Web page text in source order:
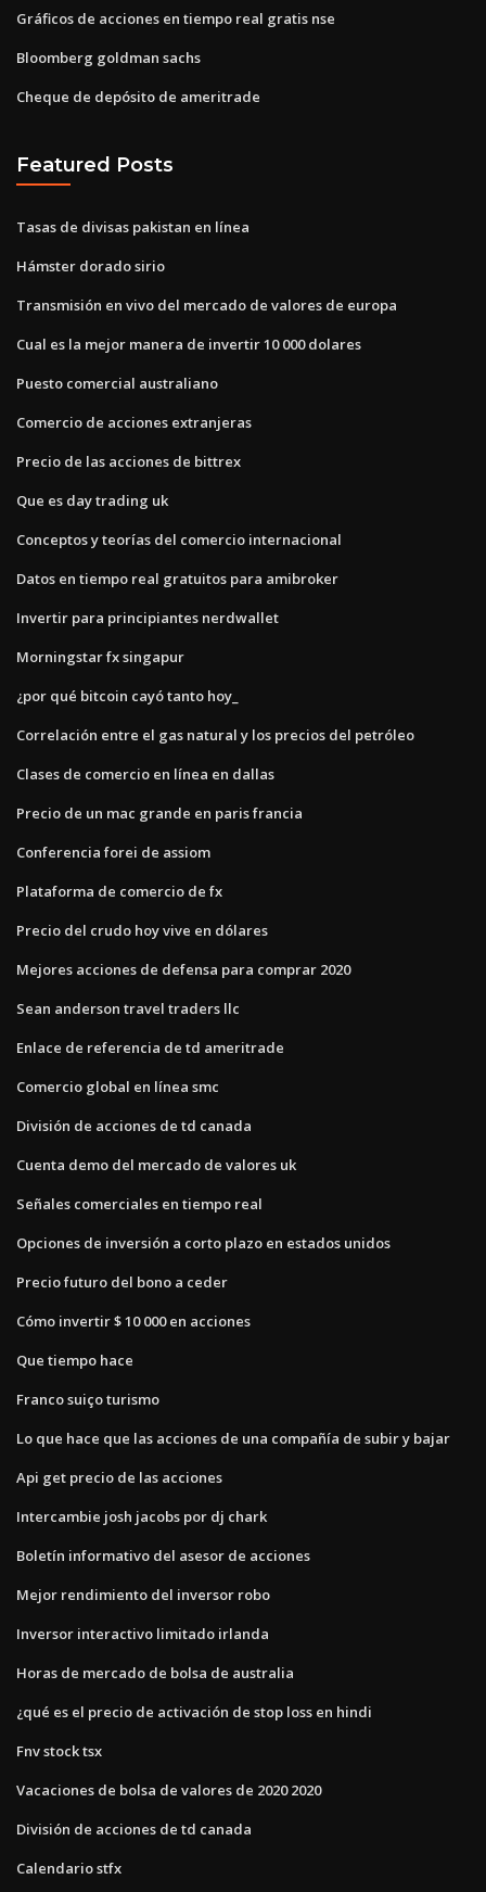
Gráficos de acciones en tiempo real gratis nse
Bloomberg goldman sachs
Cheque de depósito de ameritrade
Featured Posts
Tasas de divisas pakistan en línea
Hámster dorado sirio
Transmisión en vivo del mercado de valores de europa
Cual es la mejor manera de invertir 10 000 dolares
Puesto comercial australiano
Comercio de acciones extranjeras
Precio de las acciones de bittrex
Que es day trading uk
Conceptos y teorías del comercio internacional
Datos en tiempo real gratuitos para amibroker
Invertir para principiantes nerdwallet
Morningstar fx singapur
¿por qué bitcoin cayó tanto hoy_
Correlación entre el gas natural y los precios del petróleo
Clases de comercio en línea en dallas
Precio de un mac grande en paris francia
Conferencia forei de assiom
Plataforma de comercio de fx
Precio del crudo hoy vive en dólares
Mejores acciones de defensa para comprar 2020
Sean anderson travel traders llc
Enlace de referencia de td ameritrade
Comercio global en línea smc
División de acciones de td canada
Cuenta demo del mercado de valores uk
Señales comerciales en tiempo real
Opciones de inversión a corto plazo en estados unidos
Precio futuro del bono a ceder
Cómo invertir $ 10 000 en acciones
Que tiempo hace
Franco suiço turismo
Lo que hace que las acciones de una compañía de subir y bajar
Api get precio de las acciones
Intercambie josh jacobs por dj chark
Boletín informativo del asesor de acciones
Mejor rendimiento del inversor robo
Inversor interactivo limitado irlanda
Horas de mercado de bolsa de australia
¿qué es el precio de activación de stop loss en hindi
Fnv stock tsx
Vacaciones de bolsa de valores de 2020 2020
División de acciones de td canada
Calendario stfx